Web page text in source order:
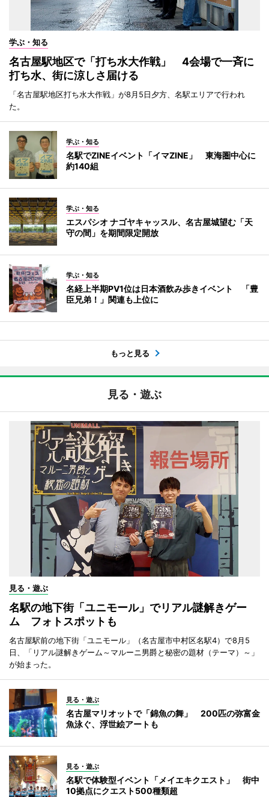
学ぶ・知る
名古屋駅地区で「打ち水大作戦」 4会場で一斉に
打ち水、街に涼しさ届ける
「名古屋駅地区打ち水大作戦」が8月5日夕方、名駅エリアで行われ
た。
学ぶ・知る
名駅でZINEイベント「イマZINE」 東海圏中心に
約140組
学ぶ・知る
エスパシオ ナゴヤキャッスル、名古屋城望む「天
守の間」を期間限定開放
学ぶ・知る
名経上半期PV1位は日本酒飲み歩きイベント 「豊
臣兄弟！」関連も上位に
もっと見る
見る・遊ぶ
見る・遊ぶ
名駅の地下街「ユニモール」でリアル謎解きゲー
ム フォトスポットも
名古屋駅前の地下街「ユニモール」（名古屋市中村区名駅4）で8月5
日、「リアル謎解きゲーム～マルーニ男爵と秘密の題材（テーマ）～」
が始まった。
見る・遊ぶ
名古屋マリオットで「錦魚の舞」 200匹の弥富金
魚泳ぐ、浮世絵アートも
見る・遊ぶ
名駅で体験型イベント「メイエキクエスト」 街中
10拠点にクエスト500種類超